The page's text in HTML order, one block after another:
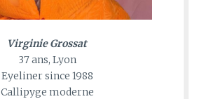
Virginie Grossat
37 ans, Lyon
Eyeliner since 1988
Callipyge moderne